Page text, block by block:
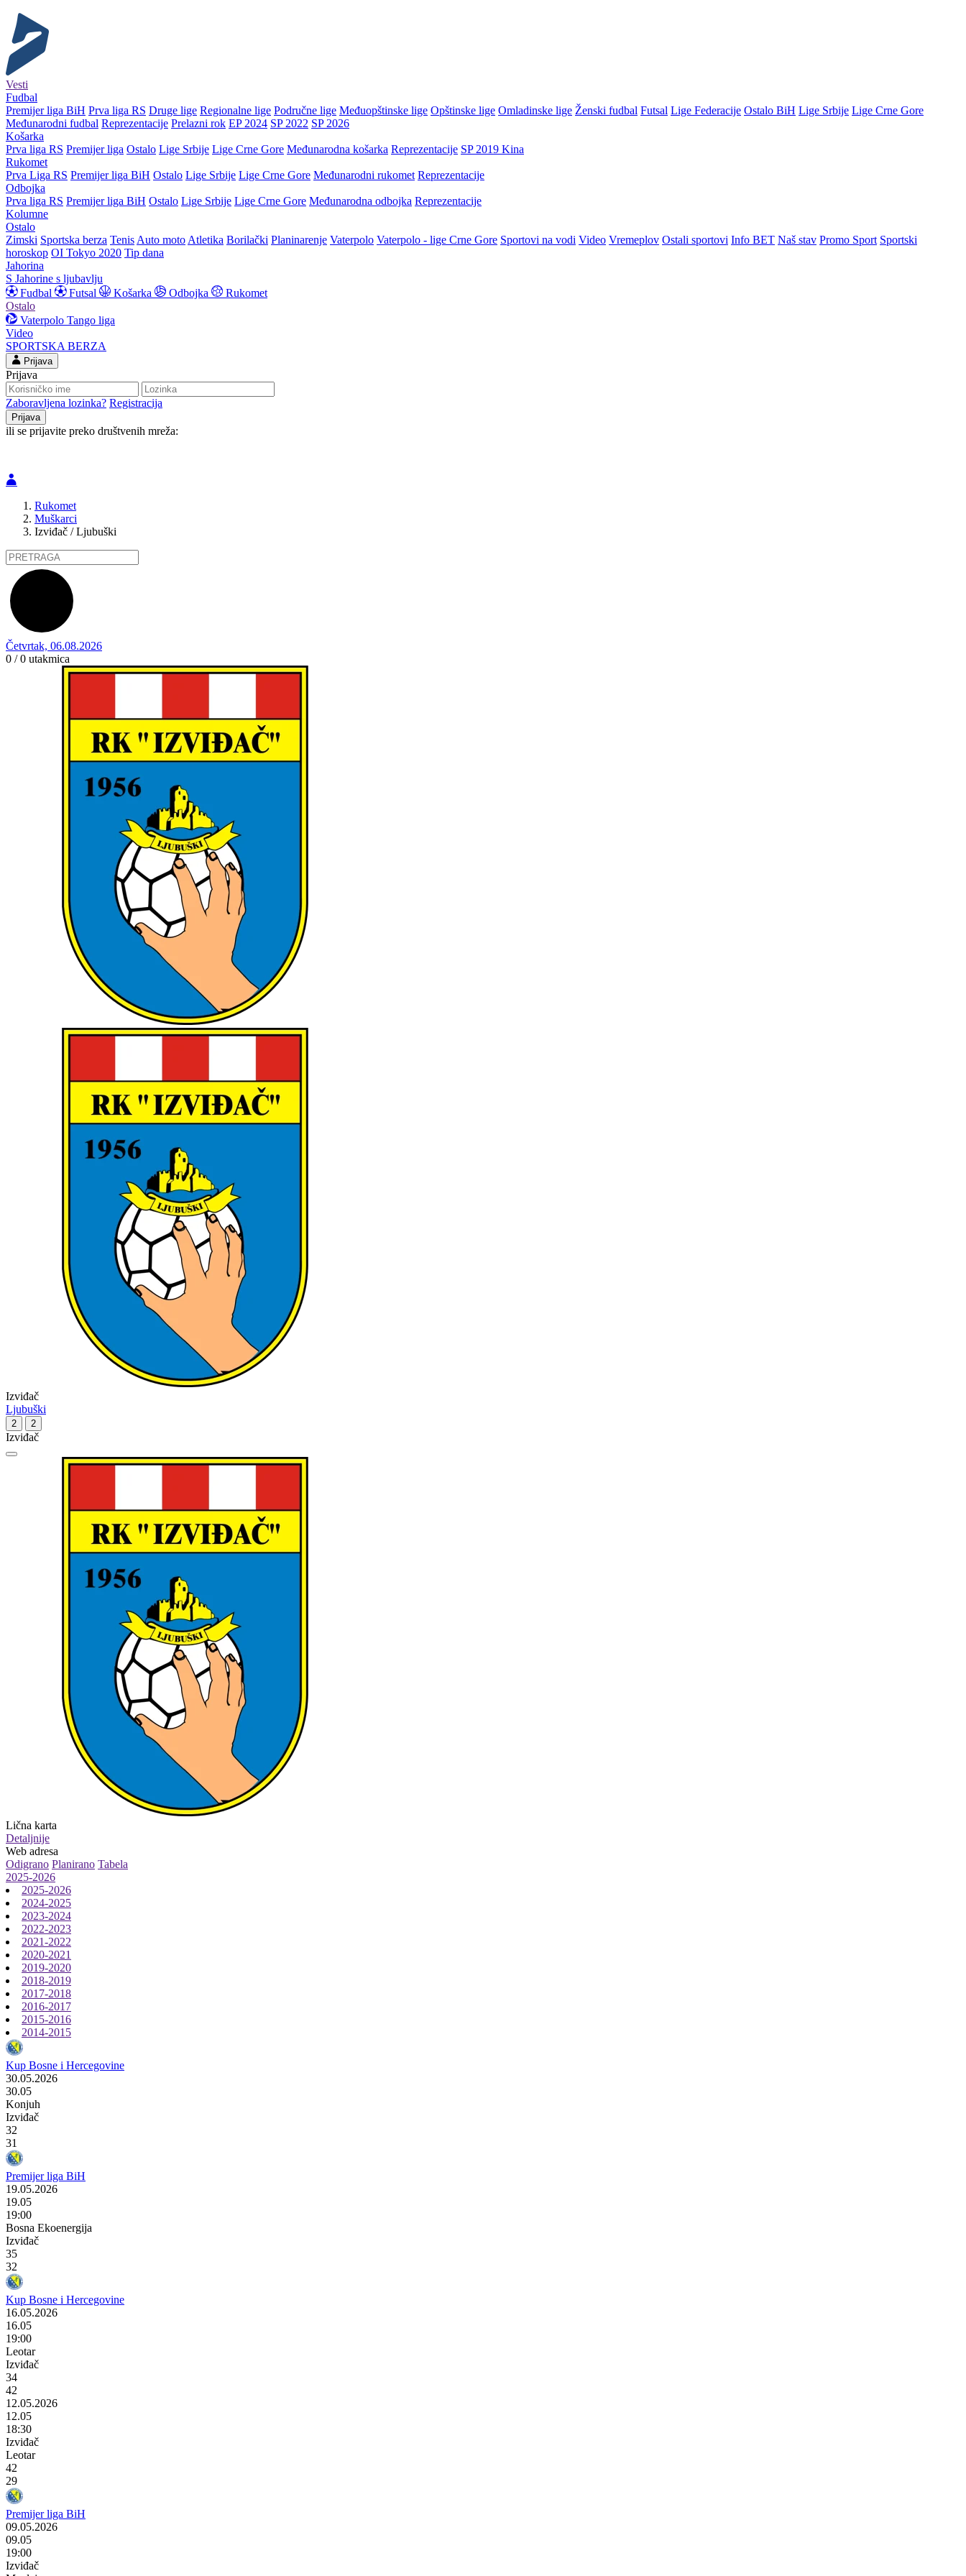
Vesti
Fudbal
Premijer liga BiH Prva liga RS Druge lige Regionalne lige Područne lige Međuopštinske lige Opštinske lige Omladinske lige Ženski fudbal Futsal Lige Federacije Ostalo BiH Lige Srbije Lige Crne Gore
Međunarodni fudbal Reprezentacije Prelazni rok EP 2024 SP 2022 SP 2026
Košarka
Prva liga RS Premijer liga Ostalo Lige Srbije Lige Crne Gore Međunarodna košarka Reprezentacije SP 2019 Kina
Rukomet
Prva Liga RS Premijer liga BiH Ostalo Lige Srbije Lige Crne Gore Međunarodni rukomet Reprezentacije
Odbojka
Prva liga RS Premijer liga BiH Ostalo Lige Srbije Lige Crne Gore Međunarodna odbojka Reprezentacije
Kolumne
Ostalo
Zimski Sportska berza Tenis Auto moto Atletika Borilački Planinarenje Vaterpolo Vaterpolo - lige Crne Gore Sportovi na vodi Video Vremeplov Ostali sportovi Info BET Naš stav Promo Sport Sportski
horoskop OI Tokyo 2020 Tip dana
Jahorina
S Jahorine s ljubavlju
Fudbal
Futsal Košarka Odbojka
Rukomet
Ostalo
Vaterpolo Tango liga
Video
SPORTSKA BERZA
Prijava
Prijava
Zaboravljena lozinka? Registracija
ili se prijavite preko društvenih mreža:
Rukomet
Muškarci
Izviđač / Ljubuški
Četvrtak, 06.08.2026
0 / 0 utakmica
Izviđač
Ljubuški
2 2
Izviđač
Lična karta
Detaljnije
Web adresa
Odigrano Planirano Tabela
2025-2026
2025-2026
2024-2025
2023-2024
2022-2023
2021-2022
2020-2021
2019-2020
2018-2019
2017-2018
2016-2017
2015-2016
2014-2015
Kup Bosne i Hercegovine
30.05.2026
30.05
Konjuh
Izviđač
32
31
Premijer liga BiH
19.05.2026
19.05
19:00
Bosna Ekoenergija
Izviđač
35
32
Kup Bosne i Hercegovine
16.05.2026
16.05
19:00
Leotar
Izviđač
34
42
12.05.2026
12.05
18:30
Izviđač
Leotar
42
29
Premijer liga BiH
09.05.2026
09.05
19:00
Izviđač